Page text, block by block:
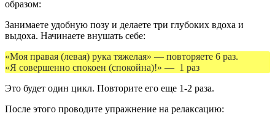
образом:
Занимаете удобную позу и делаете три глубоких вдоха и
выдоха. Начинаете внушать себе:
«Моя правая (левая) рука тяжелая» — повторяете 6 раз.
«Я совершенно спокоен (спокойна)!» — 1 раз
Это будет один цикл. Повторите его еще 1-2 раза.
После этого проводите упражнение на релаксацию: